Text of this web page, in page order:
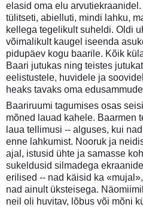
elasid oma elu
tülitseti, abielluti, mindi lahku,
kellega tegelikult suheldi. Oldi
võimalikult kaugel iseenda
pidupäev kogu baarile. Kõik
Baari jutukas ning teistes
eelistustele, huvidele ja
heaks tavaks oma
Baariruumi tagumises osas
mõned lauad kahele. Baarmen
laua tellimusi -- alguses, kui
enne lahkumist. Nooruk ja
ajal, istusid ühte ja samasse
sukeldusid silmadega
erilised -- nad käisid ka
nad ainult üksteisega.
neil oli huvitav, lõbus või mõni